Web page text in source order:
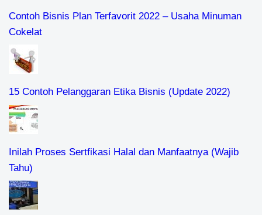
Contoh Bisnis Plan Terfavorit 2022 – Usaha Minuman
Cokelat
15 Contoh Pelanggaran Etika Bisnis (Update 2022)
Inilah Proses Sertfikasi Halal dan Manfaatnya (Wajib
Tahu)